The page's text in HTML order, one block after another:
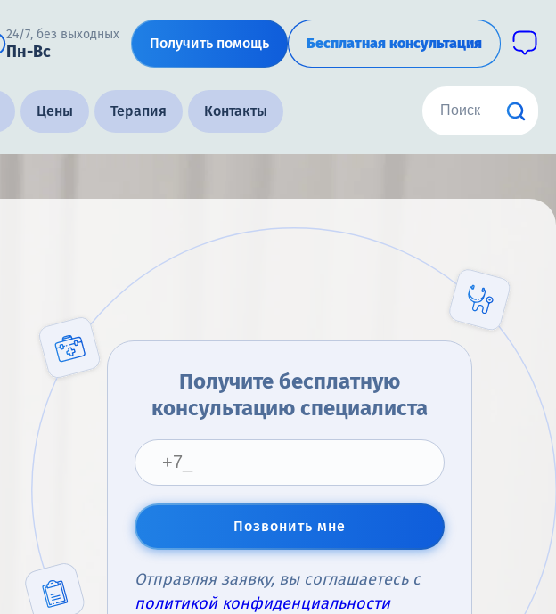
24/7, без выходных
Пн-Вс Получить помощь Бесплатная консультация
Цены Терапия Контакты
Получите бесплатную
консультацию специалиста
Позвонить мне
Отправляя заявку, вы соглашаетесь с
политикой конфиденциальности